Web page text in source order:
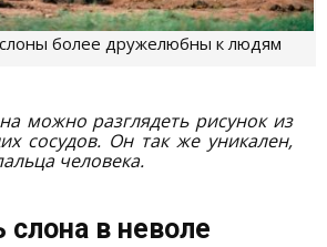
более дружелюбны к людям
можно разглядеть рисунок из
сосудов. Он так же уникален,
человека.
слона в неволе